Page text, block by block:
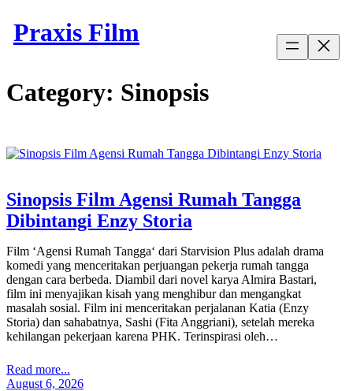
to
content
Praxis Film
Category: Sinopsis
Sinopsis Film Agensi Rumah Tangga
Dibintangi Enzy Storia
Film ‘Agensi Rumah Tangga‘ dari Starvision Plus adalah drama
komedi yang menceritakan perjuangan pekerja rumah tangga
dengan cara berbeda. Diambil dari novel karya Almira Bastari,
film ini menyajikan kisah yang menghibur dan mengangkat
masalah sosial. Film ini menceritakan perjalanan Katia (Enzy
Storia) dan sahabatnya, Sashi (Fita Anggriani), setelah mereka
kehilangan pekerjaan karena PHK. Terinspirasi oleh…
Read more...
August 6, 2026